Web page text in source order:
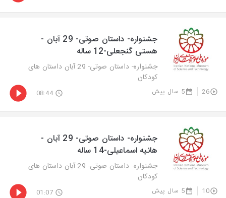
جشنواره- داستان صوتی- 29 آبان -
هستی گنجعلی-12 ساله
جشنواره- داستان صوتی- 29 آبان داستان های
کودکان
26 5 سال پیش 08:44
جشنواره- داستان صوتی- 29 آبان -
هانیه اسماعیلی-14 ساله
جشنواره- داستان صوتی- 29 آبان داستان های
کودکان
10 5 سال پیش 01:07